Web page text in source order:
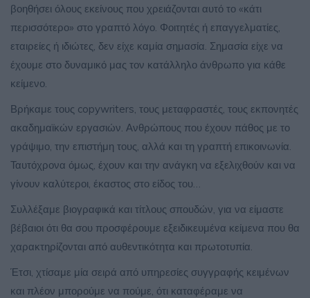
βοηθήσει όλους εκείνους που χρειάζονται αυτό το «κάτι
περισσότερο» στο γραπτό λόγο. Φοιτητές ή επαγγελματίες,
εταιρείες ή ιδιώτες, δεν είχε καμία σημασία. Σημασία είχε να
έχουμε στο δυναμικό μας τον κατάλληλο άνθρωπο για κάθε
κείμενο.
Βρήκαμε τους copywriters, τους μεταφραστές, τους εκπονητές
ακαδημαϊκών εργασιών. Ανθρώπους που έχουν πάθος με το
γράψιμο, την επιστήμη τους, αλλά και τη γραπτή επικοινωνία.
Ταυτόχρονα όμως, έχουν και την ανάγκη να εξελιχθούν και να
γίνουν καλύτεροι, έκαστος στο είδος του…
Συλλέξαμε βιογραφικά και τίτλους σπουδών, για να είμαστε
βέβαιοι ότι θα σου προσφέρουμε εξειδικευμένα κείμενα που θα
χαρακτηρίζονται από αυθεντικότητα και πρωτοτυπία.
Έτσι, χτίσαμε μία σειρά από υπηρεσίες συγγραφής κειμένων
και πλέον μπορούμε να πούμε, ότι καταφέραμε να